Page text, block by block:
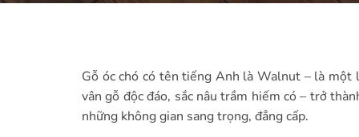
Gỗ óc chó có tên tiếng Anh là Walnut – là một
vân gỗ độc đáo, sắc nâu trầm hiếm có – trở
những không gian sang trọng, đẳng cấp.